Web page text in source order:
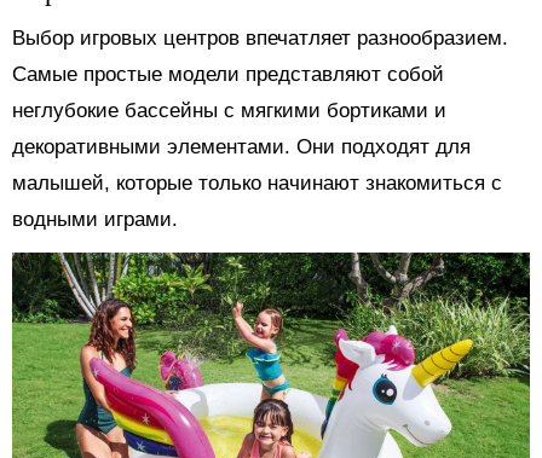
Выбор игровых центров впечатляет разнообразием.
Самые простые модели представляют собой
неглубокие бассейны с мягкими бортиками и
декоративными элементами. Они подходят для
малышей, которые только начинают знакомиться с
водными играми.